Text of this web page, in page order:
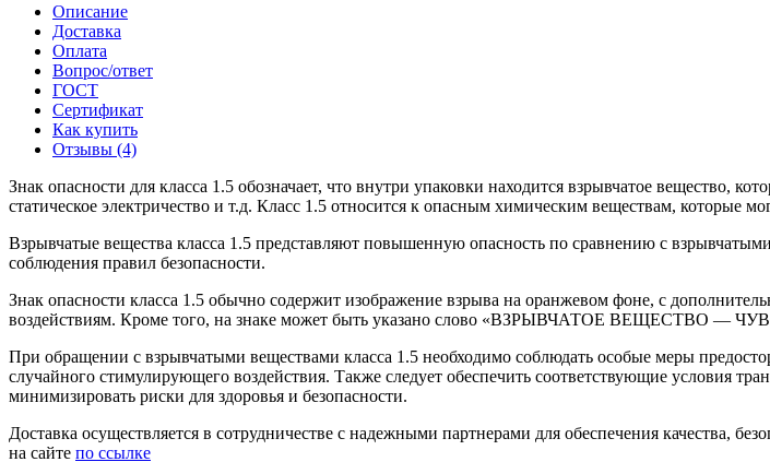
Описание
Доставка
Оплата
Вопрос/ответ
ГОСТ
Сертификат
Как купить
Отзывы (4)
Знак опасности для класса 1.5 обозначает, что внутри упаковки находится взрывчатое вещество,
статическое электричество и т.д. Класс 1.5 относится к опасным химическим веществам, которые
Взрывчатые вещества класса 1.5 представляют повышенную опасность по сравнению с
соблюдения правил безопасности.
Знак опасности класса 1.5 обычно содержит изображение взрыва на оранжевом фоне, с
воздействиям. Кроме того, на знаке может быть указано слово «ВЗРЫВЧАТОЕ ВЕЩЕСТВО —
При обращении с взрывчатыми веществами класса 1.5 необходимо соблюдать особые меры
случайного стимулирующего воздействия. Также следует обеспечить соответствующие условия
минимизировать риски для здоровья и безопасности.
Доставка осуществляется в сотрудничестве с надежными партнерами для обеспечения качества,
на сайте по ссылке